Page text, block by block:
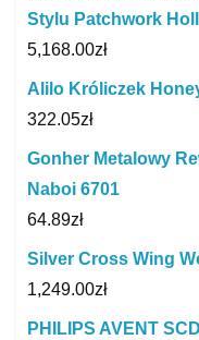
Stylu Patchwork
5,168.00zł
Alilo Króliczek
322.05zł
Gonher Metalowy
Naboi 6701
64.89zł
Silver Cross Wing
1,249.00zł
PHILIPS AVENT